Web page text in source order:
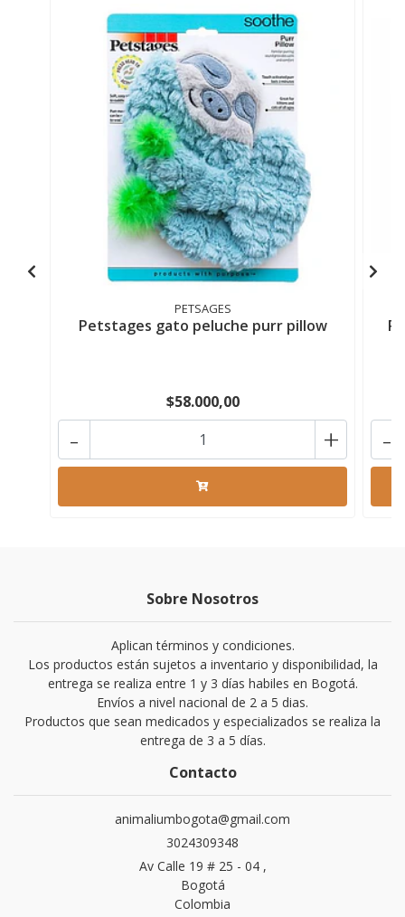
PETSAGES
Petstages gato peluche purr pillow
$58.000,00
- + -
Sobre Nosotros
Aplican términos y condiciones.
Los productos están sujetos a inventario y disponibilidad, la
entrega se realiza entre 1 y 3 días habiles en Bogotá.
Envíos a nivel nacional de 2 a 5 dias.
Productos que sean medicados y especializados se realiza la
entrega de 3 a 5 días.
Contacto
animaliumbogota@gmail.com
3024309348
Av Calle 19 # 25 - 04 ,
Bogotá
Colombia